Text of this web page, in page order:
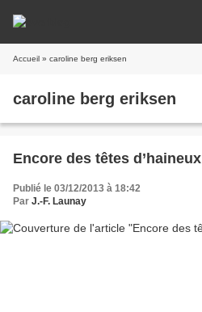
Accueil » caroline berg eriksen
caroline berg eriksen
Encore des têtes d’haineux
Publié le 03/12/2013 à 18:42
Par J.-F. Launay